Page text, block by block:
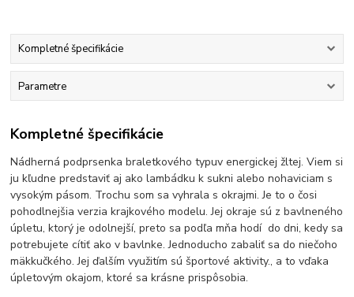
Kompletné špecifikácie
Parametre
Kompletné špecifikácie
Nádherná podprsenka braletkového typuv energickej žltej. Viem si
ju kľudne predstaviť aj ako lambádku k sukni alebo nohaviciam s
vysokým pásom. Trochu som sa vyhrala s okrajmi. Je to o čosi
pohodlnejšia verzia krajkového modelu. Jej okraje sú z bavlneného
úpletu, ktorý je odolnejší, preto sa podľa mňa hodí do dni, kedy sa
potrebujete cítiť ako v bavlnke. Jednoducho zabaliť sa do niečoho
mäkkučkého. Jej ďalším využitím sú športové aktivity., a to vďaka
úpletovým okajom, ktoré sa krásne prispôsobia.